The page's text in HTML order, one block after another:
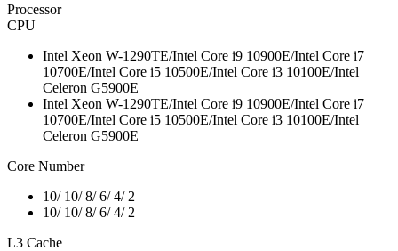
Processor
CPU
Intel Xeon W-1290TE/Intel Core i9 10900E/Intel Core i7
10700E/Intel Core i5 10500E/Intel Core i3 10100E/Intel
Celeron G5900E
Intel Xeon W-1290TE/Intel Core i9 10900E/Intel Core i7
10700E/Intel Core i5 10500E/Intel Core i3 10100E/Intel
Celeron G5900E
Core Number
10/ 10/ 8/ 6/ 4/ 2
10/ 10/ 8/ 6/ 4/ 2
L3 Cache